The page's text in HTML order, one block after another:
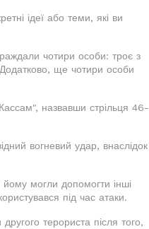
ідеї або теми, які ви
чотири особи: троє з
ще чотири особи
назвавши стрільця 46-
вогневий удар, внаслідок
могли допомогти інші
під час атаки.
терориста після того,